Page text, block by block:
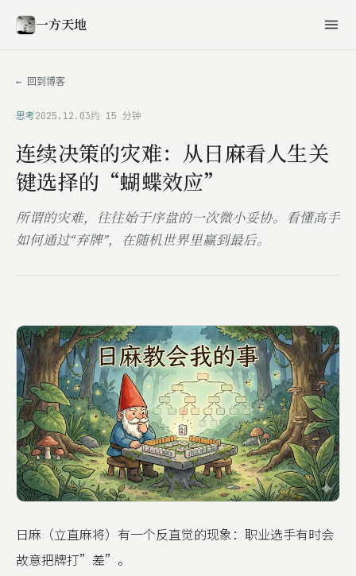
一方天地
← 回到博客
思考2025.12.03约 15 分钟
连续决策的灾难：从日麻看人生关
键选择的“蝴蝶效应”
所谓的灾难，往往始于序盘的一次微小妥协。看懂高手
如何通过“弃牌”，在随机世界里赢到最后。
日麻（立直麻将）有一个反直觉的现象：职业选手有时会
故意把牌打”差”。